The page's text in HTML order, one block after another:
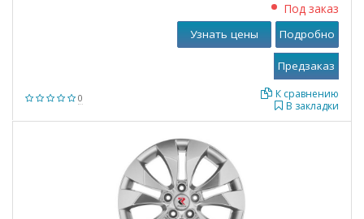
0
Под заказ
В закладки
К сравнению
Узнать цены Подробно